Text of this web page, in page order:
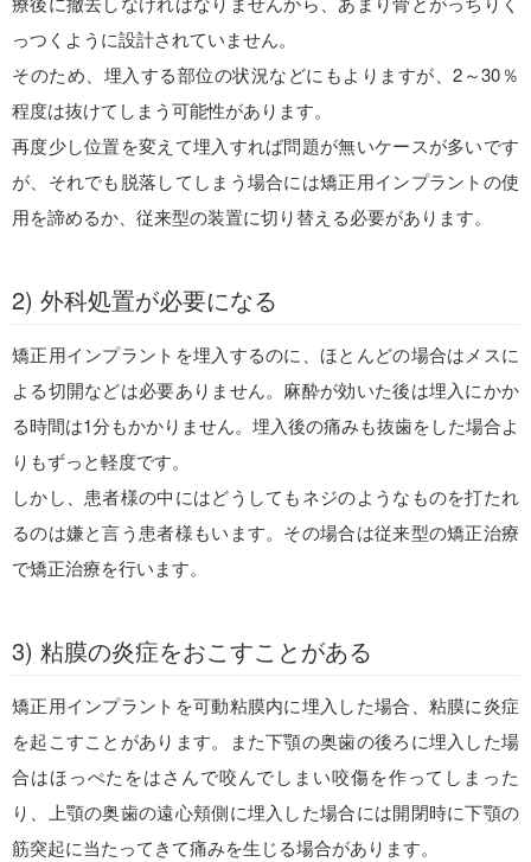
っつくように設計されていません。
そのため、埋入する部位の状況などにもよりますが、2～30％
程度は抜けてしまう可能性があります。
再度少し位置を変えて埋入すれば問題が無いケースが多いです
が、それでも脱落してしまう場合には矯正用インプラントの使
用を諦めるか、従来型の装置に切り替える必要があります。
2) 外科処置が必要になる
矯正用インプラントを埋入するのに、ほとんどの場合はメスに
よる切開などは必要ありません。麻酔が効いた後は埋入にかか
る時間は1分もかかりません。埋入後の痛みも抜歯をした場合よ
りもずっと軽度です。
しかし、患者様の中にはどうしてもネジのようなものを打たれ
るのは嫌と言う患者様もいます。その場合は従来型の矯正治療
で矯正治療を行います。
3) 粘膜の炎症をおこすことがある
矯正用インプラントを可動粘膜内に埋入した場合、粘膜に炎症
を起こすことがあります。また下顎の奥歯の後ろに埋入した場
合はほっぺたをはさんで咬んでしまい咬傷を作ってしまった
り、上顎の奥歯の遠心頬側に埋入した場合には開閉時に下顎の
筋突起に当たってきて痛みを生じる場合があります。